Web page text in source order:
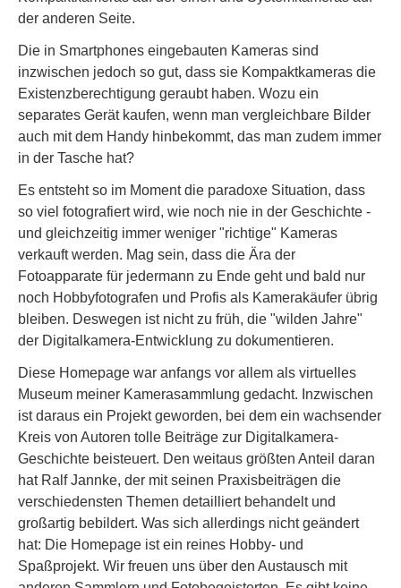
der anderen Seite.
Die in Smartphones eingebauten Kameras sind
inzwischen jedoch so gut, dass sie Kompaktkameras die
Existenzberechtigung geraubt haben. Wozu ein
separates Gerät kaufen, wenn man vergleichbare Bilder
auch mit dem Handy hinbekommt, das man zudem immer
in der Tasche hat?
Es entsteht so im Moment die paradoxe Situation, dass
so viel fotografiert wird, wie noch nie in der Geschichte -
und gleichzeitig immer weniger "richtige" Kameras
verkauft werden. Mag sein, dass die Ära der
Fotoapparate für jedermann zu Ende geht und bald nur
noch Hobbyfotografen und Profis als Kamerakäufer übrig
bleiben. Deswegen ist nicht zu früh, die "wilden Jahre"
der Digitalkamera-Entwicklung zu dokumentieren.
Diese Homepage war anfangs vor allem als virtuelles
Museum meiner Kamerasammlung gedacht. Inzwischen
ist daraus ein Projekt geworden, bei dem ein wachsender
Kreis von Autoren tolle Beiträge zur Digitalkamera-
Geschichte beisteuert. Den weitaus größten Anteil daran
hat Ralf Jannke, der mit seinen Praxisbeiträgen die
verschiedensten Themen detailliert behandelt und
großartig bebildert. Was sich allerdings nicht geändert
hat: Die Homepage ist ein reines Hobby- und
Spaßprojekt. Wir freuen uns über den Austausch mit